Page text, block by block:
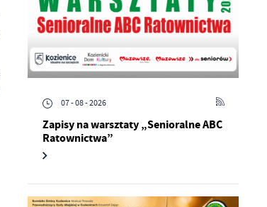
07 - 08 - 2026
Zapisy na warsztaty „Senioralne ABC
Ratownictwa”